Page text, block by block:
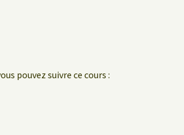
pouvez suivre ce cours :